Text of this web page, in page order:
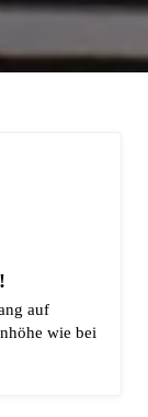
auf
wie bei